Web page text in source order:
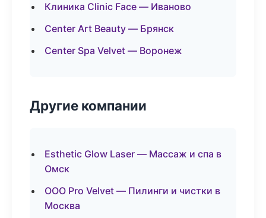
Клиника Clinic Face — Иваново
Center Art Beauty — Брянск
Center Spa Velvet — Воронеж
Другие компании
Esthetic Glow Laser — Массаж и спа в
Омск
ООО Pro Velvet — Пилинги и чистки в
Москва